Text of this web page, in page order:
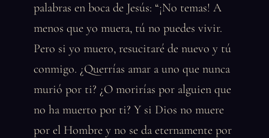
palabras en boca de Jesús: “¡No temas! A
menos que yo muera, tú no puedes vivir.
Pero si yo muero, resucitaré de nuevo y tú
conmigo. ¿Querrías amar a uno que nunca
murió por ti? ¿O morirías por alguien que
no ha muerto por ti? Y si Dios no muere
por el Hombre y no se da eternamente por